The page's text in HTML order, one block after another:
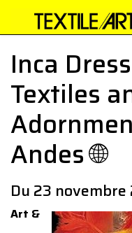
Inca
Textiles
Andes 🌐
Du 23
Art &